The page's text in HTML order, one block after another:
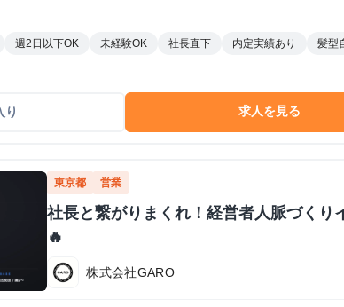
週2日以下OK 未経験OK 社長直下 内定実績あり
髪型
り 求人を見る
東京都 営業
社長と繋がりまくれ！経営者人脈づくり
🔥
株式会社GARO